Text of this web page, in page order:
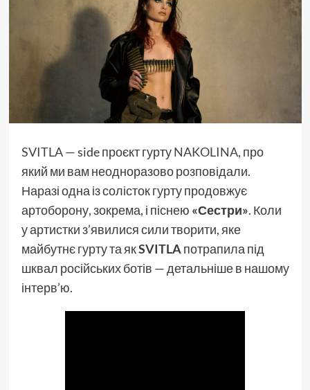
SVITLA— side проєкт гуртуNAKOLINA, про
який ми вам неодноразово розповідали.
Наразі одна із солісток гурту продовжує
артоборону, зокрема, і піснею «Сестри». Коли
у артистки з’явилися сили творити, яке
майбутнє гурту та якSVITLAпотрапила під
шквал російських ботів — детальніше в нашому
інтерв’ю.